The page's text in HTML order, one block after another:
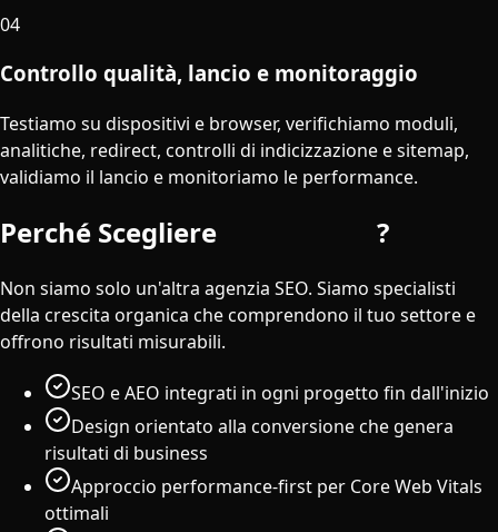
04
Controllo qualità, lancio e monitoraggio
Testiamo su dispositivi e browser, verifichiamo moduli,
analitiche, redirect, controlli di indicizzazione e sitemap,
validiamo il lancio e monitoriamo le performance.
Perché Scegliere ?
Non siamo solo un'altra agenzia SEO. Siamo specialisti
della crescita organica che comprendono il tuo settore e
offrono risultati misurabili.
SEO e AEO integrati in ogni progetto fin dall'inizio
Design orientato alla conversione che genera
risultati di business
Approccio performance-first per Core Web Vitals
ottimali